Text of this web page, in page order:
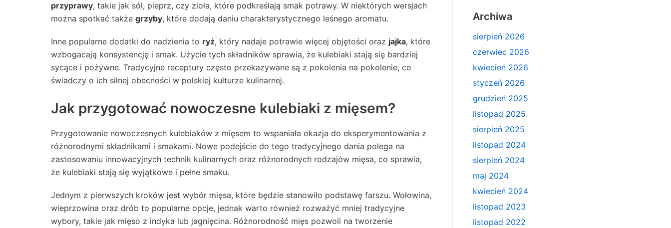
przyprawy, takie jak sól, pieprz, czy zioła, które podkreślają smak potrawy. W niektórych wersjach
można spotkać także grzyby, które dodają daniu charakterystycznego leśnego aromatu.
Inne popularne dodatki do nadzienia to ryż, który nadaje potrawie więcej objętości oraz jajka, które
wzbogacają konsystencję i smak. Użycie tych składników sprawia, że kulebiaki stają się bardziej
sycące i pożywne. Tradycyjne receptury często przekazywane są z pokolenia na pokolenie, co
świadczy o ich silnej obecności w polskiej kulturze kulinarnej.
Jak przygotować nowoczesne kulebiaki z mięsem?
Przygotowanie nowoczesnych kulebiaków z mięsem to wspaniała okazja do eksperymentowania z
różnorodnymi składnikami i smakami. Nowe podejście do tego tradycyjnego dania polega na
zastosowaniu innowacyjnych technik kulinarnych oraz różnorodnych rodzajów mięsa, co sprawia,
że kulebiaki stają się wyjątkowe i pełne smaku.
Jednym z pierwszych kroków jest wybór mięsa, które będzie stanowiło podstawę farszu. Wołowina,
wieprzowina oraz drób to popularne opcje, jednak warto również rozważyć mniej tradycyjne
wybory, takie jak mięso z indyka lub jagnięcina. Różnorodność mięs pozwoli na tworzenie
Archiwa
sierpień 2026
czerwiec 2026
kwiecień 2026
styczeń 2026
grudzień 2025
listopad 2025
sierpień 2025
listopad 2024
sierpień 2024
maj 2024
kwiecień 2024
listopad 2023
listopad 2022